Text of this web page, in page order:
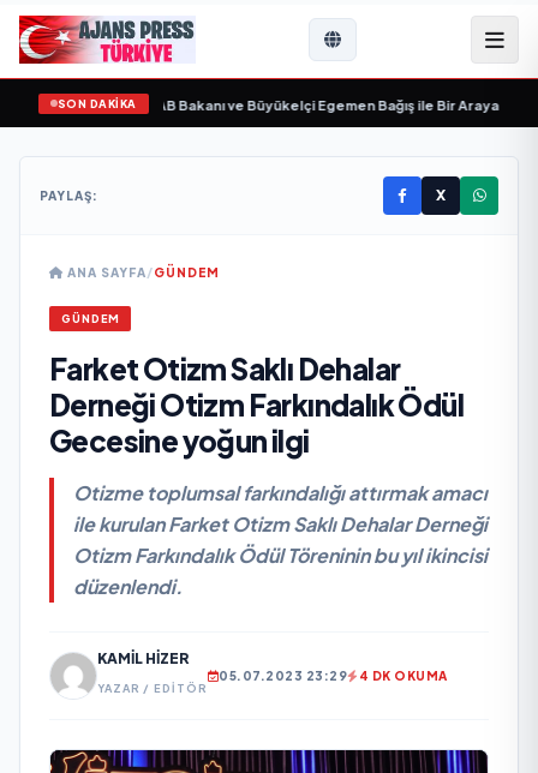
SON DAKİKA
Galimidi, Eski AB Bakanı ve Büyükelçi Egemen Bağış ile Bir Araya Geldi
PAYLAŞ: X
ANA SAYFA/GÜNDEM
GÜNDEM
Farket Otizm Saklı Dehalar
Derneği Otizm Farkındalık Ödül
Gecesine yoğun ilgi
Otizme toplumsal farkındalığı attırmak amacı
ile kurulan Farket Otizm Saklı Dehalar Derneği
Otizm Farkındalık Ödül Töreninin bu yıl ikincisi
düzenlendi.
KAMIL HIZER
YAZAR / EDITÖR
05.07.2023 23:29 4 DK OKUMA